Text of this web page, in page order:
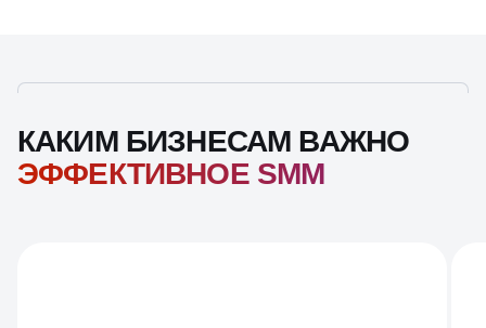
КАКИМ БИЗНЕСАМ ВАЖНО
ЭФФЕКТИВНОЕ SMM